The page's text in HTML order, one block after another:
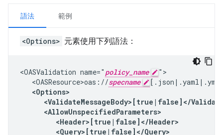
語法 範例
<Options> 元素使用下列語法：
<OASValidation name=" policy_name
">
   <OASResource>oas://
specname
   <Options>
<ValidateMessageBody>[true|false]</
      <AllowUnspecifiedParameters>
         <Header>[true|false]</Header>
         <Query>[true|false]</Query>